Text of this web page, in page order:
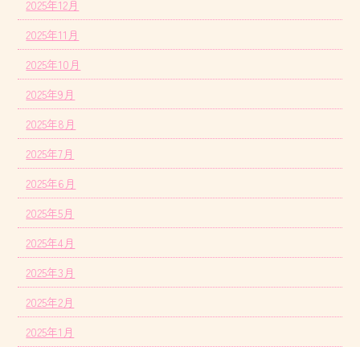
2025年12月
2025年11月
2025年10月
2025年9月
2025年8月
2025年7月
2025年6月
2025年5月
2025年4月
2025年3月
2025年2月
2025年1月